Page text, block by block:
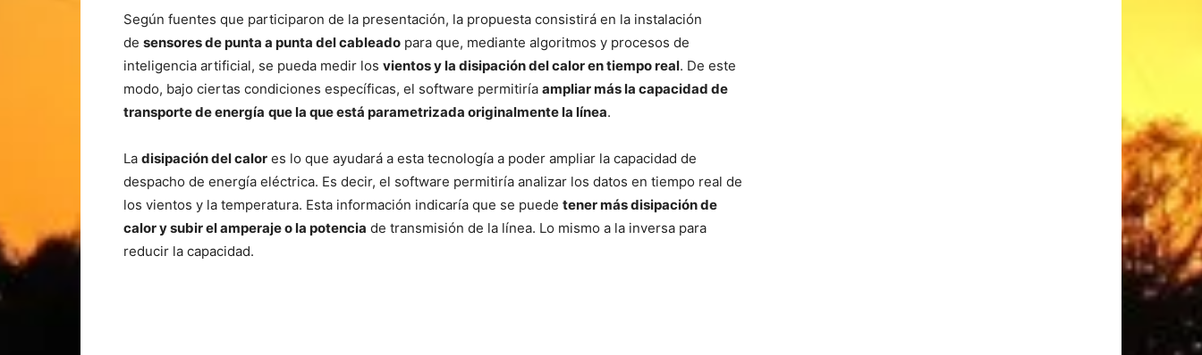
Según fuentes que participaron de la presentación, la propuesta consistirá en la instalación
de sensores de punta a punta del cableado para que, mediante algoritmos y procesos de
inteligencia artificial, se pueda medir los vientos y la disipación del calor en tiempo real. De este
modo, bajo ciertas condiciones específicas, el software permitiría ampliar más la capacidad de
transporte de energía que la que está parametrizada originalmente la línea.
La disipación del calor es lo que ayudará a esta tecnología a poder ampliar la capacidad de
despacho de energía eléctrica. Es decir, el software permitiría analizar los datos en tiempo real de
los vientos y la temperatura. Esta información indicaría que se puede tener más disipación de
calor y subir el amperaje o la potencia de transmisión de la línea. Lo mismo a la inversa para
reducir la capacidad.